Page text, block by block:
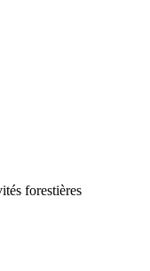
forestières